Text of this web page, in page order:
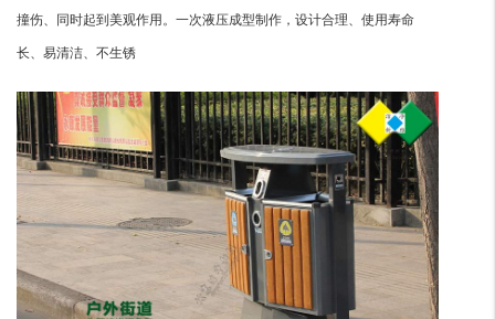
撞伤、同时起到美观作用。一次液压成型制作，设计合理、使用寿命
长、易清洁、不生锈